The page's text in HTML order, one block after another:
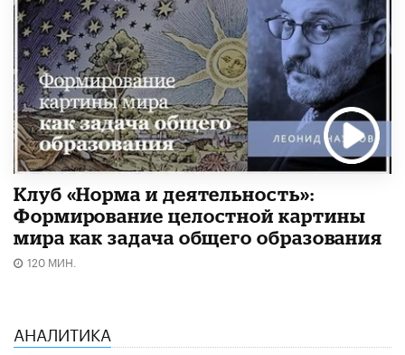
Клуб «Норма и деятельность»:
Формирование целостной картины
мира как задача общего образования
120 МИН.
АНАЛИТИКА